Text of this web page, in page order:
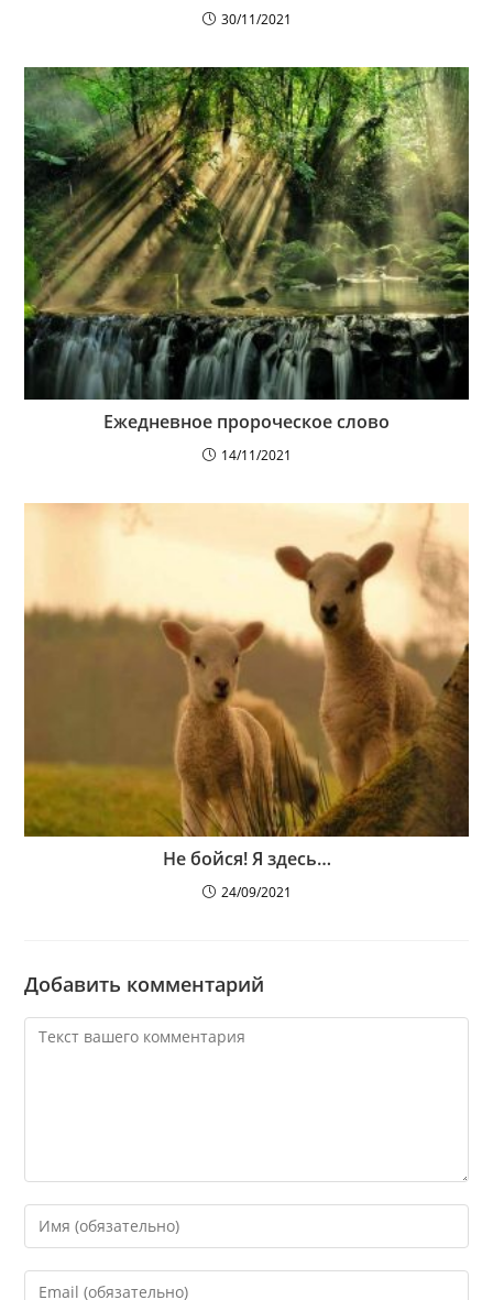
30/11/2021
Ежедневное пророческое слово
14/11/2021
Не бойся! Я здесь…
24/09/2021
Добавить комментарий